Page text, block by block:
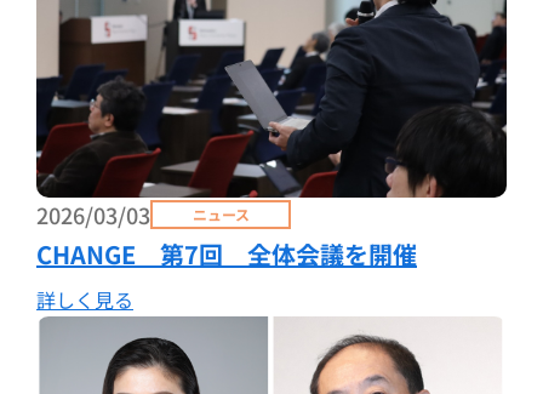
2026/03/03 ニュース
CHANGE 第7回 全体会議を開催
詳しく見る